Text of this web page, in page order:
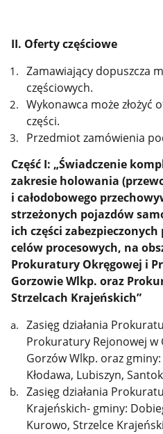
II. Oferty częściowe
Zamawiający dopuszcza
częściowych.
Wykonawca może złożyć
części.
Przedmiot zamówienia
Część I: „Świadczenie
zakresie holowania
i całodobowego
strzeżonych pojazdów
ich części
celów procesowych, na
Prokuratury Okręgowej i
Gorzowie Wlkp. oraz
Strzelcach Krajeńskich”
Zasięg działania
Prokuratury Rejonowej w
Gorzów Wlkp. oraz
Kłodawa, Lubiszyn,
Zasięg działania
Krajeńskich- gminy:
Kurowo, Strzelce